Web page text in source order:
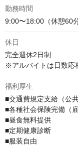
勤務時間
9:00〜18:00（休憩60分
休日
完全週休2日制
※アルバイトは日数応
福利厚生
■交通費規定支給（公
■各種社会保険完備（
■昼食無料提供
■定期健康診断
■服装自由